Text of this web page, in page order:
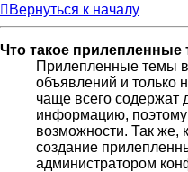
Вернуться к началу
Что такое прилепленные
Прилепленные темы
объявлений и только
чаще всего содержат
информацию,
возможности. Так же,
создание
администратором